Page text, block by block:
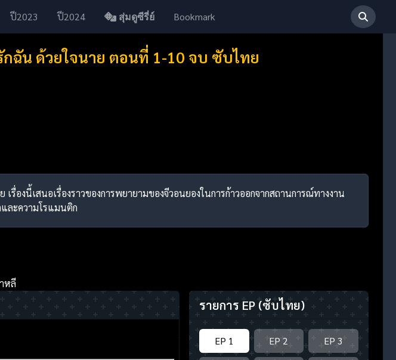
ปี2023 ปี2024 สุ่มดูซีรี่ย์ Bookmark
ฉัน ด้วยใจนาย ตอนที่ 1-10 จบ ซับไทย
รื่องนี้เสนอเรื่องราวของการพยายามของจีวอนยองในการก้าวออกจากสถานการณ์ทางงาน
ละความโรแมนติก
หลี
รายการ EP (ซับไทย)
EP 1 EP 2 EP 3